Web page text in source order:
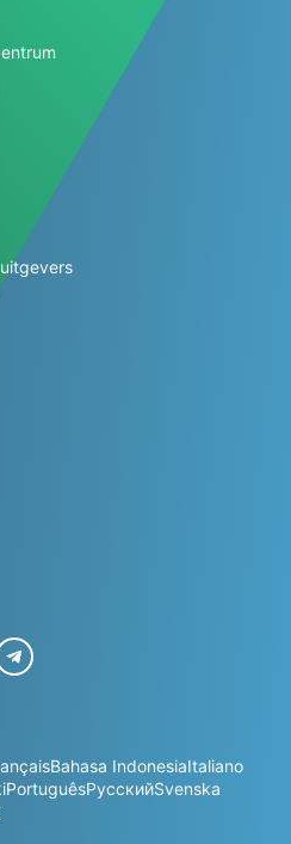
Bahasa IndonesiaItaliano
PortuguêsРусскийSvenska